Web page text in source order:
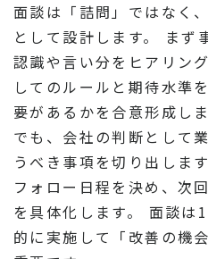
面談は「詰問」ではなく
として設計します。 まず
認識や言い分をヒアリン
してのルールと期待水準
要があるかを合意形成し
でも、会社の判断として
うべき事項を切り出しま
フォロー日程を決め、次
を具体化します。 面談は
的に実施して「改善の機